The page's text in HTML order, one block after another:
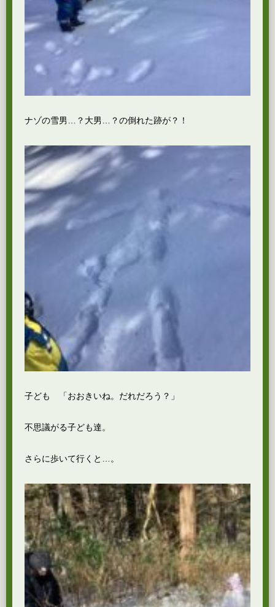
ナゾの雪男…？大男…？の倒れた跡が？！
子ども 「おおきいね。だれだろう？」
不思議がる子ども達。
さらに歩いて行くと…。